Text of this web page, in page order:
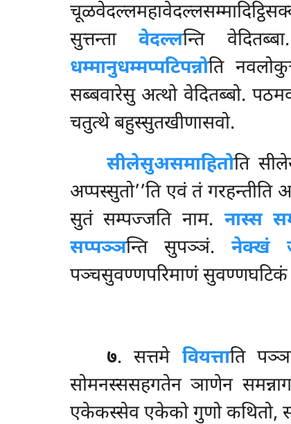
सुत्तन्तावेदल्लन्ति
धम्मानुधम्मप्पटिपन्नोति
सब्बवारेसु अत्थो वेदितब्बो.
चतुत्थे बहुस्सुतखीणासवो.
सीलेसुअसमाहितोति
अप्पस्सुतो’’ति एवं तं गरहन्तीति
सुतं सम्पज्जति नाम. नास्स
सप्पञ्ञन्ति सुपञ्ञं.नेक्खं
पञ्चसुवण्णपरिमाणं सुवण्णघटिकं
७. सत्तमे वियत्ताति
सोमनस्ससहगतेन ञाणेन
एकेकस्सेव एकेको गुणो कथितो,